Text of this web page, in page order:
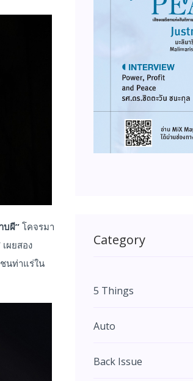
บผี” โคจรมา
เผยสอง
นท่าแร่ใน
Category
5 Things
Auto
Back Issue